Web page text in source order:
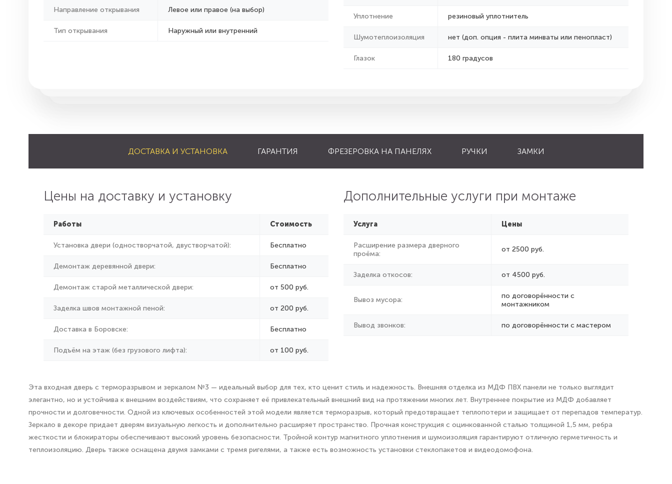
Направление открывания Левое или правое (на выбор)
Тип открывания Наружный или внутренний
Уплотнение резиновый уплотнитель
Шумотеплоизоляция нет (доп. опция - плита минваты или пенопласт)
Глазок 180 градусов
ДОСТАВКА И УСТАНОВКА ГАРАНТИЯ ФРЕЗЕРОВКА НА ПАНЕЛЯХ РУЧКИ ЗАМКИ
Цены на доставку и установку
Работы Стоимость
Установка двери (одностворчатой, двустворчатой): Бесплатно
Демонтаж деревянной двери: Бесплатно
Демонтаж старой металлической двери: от 500 руб.
Заделка швов монтажной пеной: от 200 руб.
Доставка в Боровске: Бесплатно
Подъём на этаж (без грузового лифта): от 100 руб.
Дополнительные услуги при монтаже
Услуга Цены
Расширение размера дверного
проёма:
от 2500 руб.
Заделка откосов: от 4500 руб.
Вывоз мусора:
по договорённости с
монтажником
Вывод звонков: по договорённости с мастером
Эта входная дверь с терморазрывом и зеркалом №3 — идеальный выбор для тех, кто ценит стиль и надежность. Внешняя отделка из МДФ ПВХ панели не только выглядит
элегантно, но и устойчива к внешним воздействиям, что сохраняет её привлекательный внешний вид на протяжении многих лет. Внутреннее покрытие из МДФ добавляет
прочности и долговечности. Одной из ключевых особенностей этой модели является терморазрыв, который предотвращает теплопотери и защищает от перепадов температур.
Зеркало в декоре придает дверям визуальную легкость и дополнительно расширяет пространство. Прочная конструкция с оцинкованной сталью толщиной 1,5 мм, ребра
жесткости и блокираторы обеспечивают высокий уровень безопасности. Тройной контур магнитного уплотнения и шумоизоляция гарантируют отличную герметичность и
теплоизоляцию. Дверь также оснащена двумя замками с тремя ригелями, а также есть возможность установки стеклопакетов и видеодомофона.